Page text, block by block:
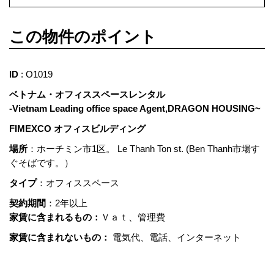
この物件のポイント
ID : O1019
ベトナム・オフィススペースレンタル
-Vietnam Leading office space Agent,DRAGON HOUSING~
FIMEXCO オフィスビルディング
場所 ：ホーチミン市1区。 Le Thanh Ton st. (Ben Thanh市場す
ぐそばです。）
タイプ：オフィススペース
契約期間 ：2年以上
家賃に含まれるもの： Ｖａｔ、管理費
家賃に含まれないもの： 電気代、電話、インターネット